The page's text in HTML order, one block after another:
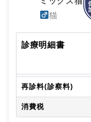
猫
診療明細書
再診料(診察料)
消費税